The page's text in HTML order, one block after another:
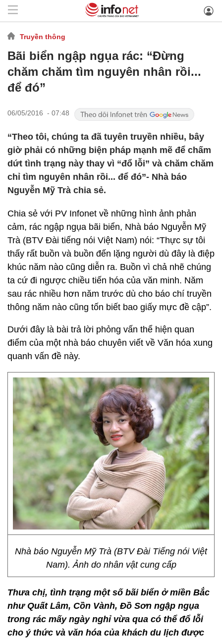
Truyền thông
Bãi biển ngập ngụa rác: “Đừng
chăm chăm tìm nguyên nhân rồi...
để đó”
06/05/2016 - 07:48
“Theo tôi, chúng ta đã tuyên truyền nhiều, bây
giờ phải có những biện pháp mạnh mẽ để chấm
dứt tình trạng này thay vì “đổ lỗi” và chăm chăm
chỉ tìm nguyên nhân rồi... để đó”- Nhà báo
Nguyễn Mỹ Trà chia sẻ.
Chia sẻ với PV Infonet về những hình ảnh phản
cảm, rác ngập ngụa bãi biển, Nhà báo Nguyễn Mỹ
Trà (BTV Đài tiếng nói Việt Nam) nói: “Thực sự tôi
thấy rất buồn và buồn đến lặng người dù đây là điệp
khúc năm nào cũng diễn ra. Buồn vì chả nhẽ chúng
ta cứ đi ngược chiều tiến hóa của văn minh. Năm
sau rác nhiều hơn năm trước dù cho báo chí truyền
thông năm nào cũng tốn biết bao giấy mực đề cập”.
Dưới đây là bài trả lời phỏng vấn thể hiện quan
điểm của một nhà báo chuyên viết về Văn hóa xung
quanh vấn đề này.
Nhà báo Nguyễn Mỹ Trà (BTV Đài Tiếng nói Việt
Nam). Ảnh do nhân vật cung cấp
Thưa chị, tình trạng một số bãi biển ở miền Bắc
như Quất Lâm, Cồn Vành, Đồ Sơn ngập ngụa
trong rác mấy ngày nghỉ vừa qua có thể đổ lỗi
cho ý thức và văn hóa của khách du lịch được